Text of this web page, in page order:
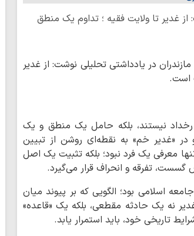
غدیر تا ولایت فقیه ؛ تداوم یک منطق
در یادداشتی تحلیلی نوشت: از غدیر
است.
رخداد نیستند، بلکه حامل یک منطق و یک
در «غدیر خم» به نقطه‌ای روشن از تبیین
معرفی یک فرد نبود؛ بلکه تثبیت یک اصل
تفرقه و انحراف قرار می‌گیرد.
اسلامی بود؛ الگویی که بر پیوند میان
نه یک حادثه مقطعی، بلکه یک «قاعده»
تاریخی خود، باید استمرار یابد.